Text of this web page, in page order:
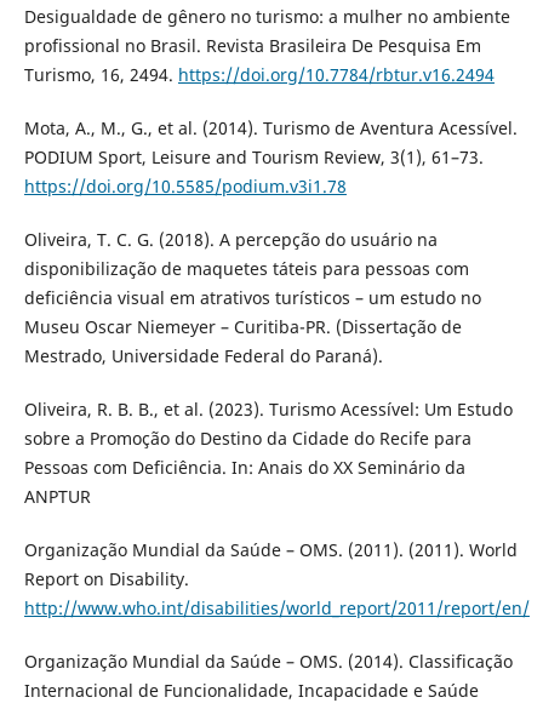
Desigualdade de gênero no turismo: a mulher no ambiente
profissional no Brasil. Revista Brasileira De Pesquisa Em
Turismo, 16, 2494. https://doi.org/10.7784/rbtur.v16.2494
Mota, A., M., G., et al. (2014). Turismo de Aventura Acessível.
PODIUM Sport, Leisure and Tourism Review, 3(1), 61–73.
https://doi.org/10.5585/podium.v3i1.78
Oliveira, T. C. G. (2018). A percepção do usuário na
disponibilização de maquetes táteis para pessoas com
deficiência visual em atrativos turísticos – um estudo no
Museu Oscar Niemeyer – Curitiba-PR. (Dissertação de
Mestrado, Universidade Federal do Paraná).
Oliveira, R. B. B., et al. (2023). Turismo Acessível: Um Estudo
sobre a Promoção do Destino da Cidade do Recife para
Pessoas com Deficiência. In: Anais do XX Seminário da
ANPTUR
Organização Mundial da Saúde – OMS. (2011). (2011). World
Report on Disability.
http://www.who.int/disabilities/world_report/2011/report/en/
Organização Mundial da Saúde – OMS. (2014). Classificação
Internacional de Funcionalidade, Incapacidade e Saúde